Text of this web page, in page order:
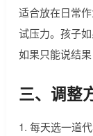
适合放在日常
试压力。孩子
如果只能说结果
三、调整
1. 每天选一道